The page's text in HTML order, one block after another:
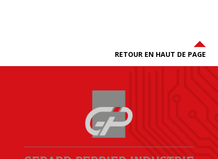
RETOUR EN HAUT DE PAGE